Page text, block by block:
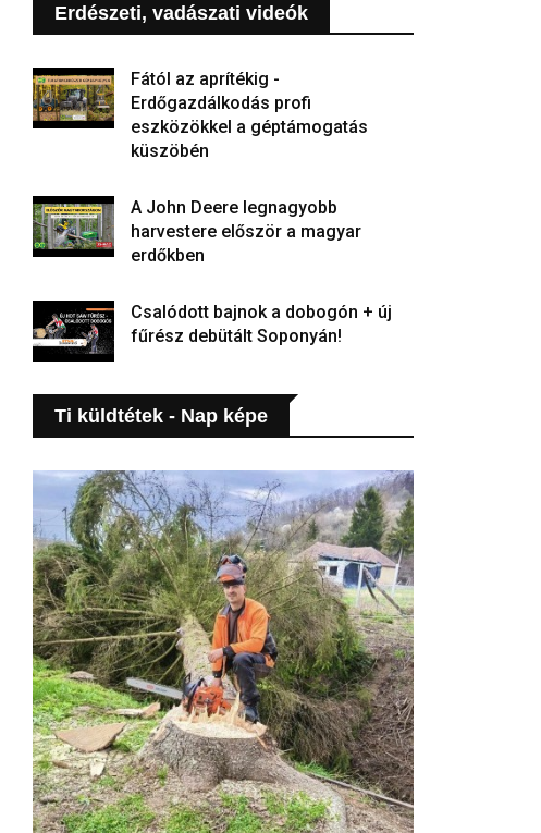
Erdészeti, vadászati videók
Fától az aprítékig -
Erdőgazdálkodás profi
eszközökkel a géptámogatás
küszöbén
A John Deere legnagyobb
harvestere először a magyar
erdőkben
Csalódott bajnok a dobogón + új
fűrész debütált Soponyán!
Ti küldtétek - Nap képe